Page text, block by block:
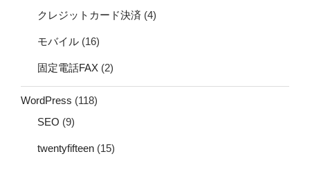
クレジットカード決済 (4)
モバイル (16)
固定電話FAX (2)
WordPress (118)
SEO (9)
twentyfifteen (15)